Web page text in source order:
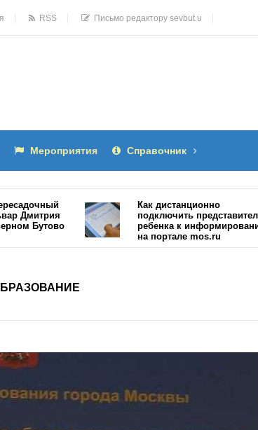
RSS Письмо редактору sevbut.u
Мероприятия Справочник
Бутово
Как дистанционно
подключить представителей
ребенка к информированию
на портале mos.ru
15483